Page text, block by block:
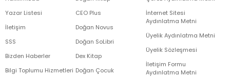
Yazar Listesi
İletişim
SSS
Bizden Haberler
Bilgi Toplumu Hizmetleri
CEO Plus
Doğan Novus
Doğan SoLibri
Dex Kitap
Doğan Çocuk
İnternet Sitesi
Aydınlatma Metni
Üyelik Aydınlatma Metni
Üyelik Sözleşmesi
İletişim Formu
Aydınlatma Metni